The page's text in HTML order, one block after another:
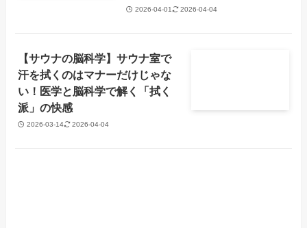
2026-04-01 2026-04-04
【サウナの脳科学】サウナ室で
汗を拭くのはマナーだけじゃな
い！医学と脳科学で解く「拭く
派」の快感
2026-03-14 2026-04-04